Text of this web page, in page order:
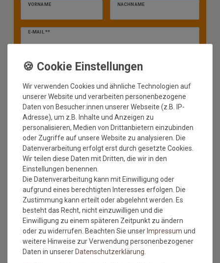
VORNAME NACHNAME
E-MAIL **
Newsletter
habe. Meine Einwilligung kann ich jederzeit widerrufen.**
ABONNIEREN
** Hierbei handelt es sich um ein Pflichtfeld.
* Mit der Anmeldung für den Newsletter erklären Sie sich damit
einverstanden, dass wir Ihnen regelmäßig Informationen zu unserem
Sortiment per E-Mail zuschicken. Den Newsletter können Sie jederzeit
kostenlos wieder abmelden.
BESUCHEN SIE AUCH
UNSEREN BLOG
Wir verwenden Cookies und ähnliche Technologien auf
unserer Website und verarbeiten personenbezogene
Daten von Besucher:innen unserer Webseite (z.B. IP-
Adresse), um z.B. Inhalte und Anzeigen zu
personalisieren, Medien von Drittanbietern einzubinden
oder Zugriffe auf unsere Website zu analysieren. Die
Datenverarbeitung erfolgt erst durch gesetzte Cookies.
Wir teilen diese Daten mit Dritten, die wir in den
Einstellungen benennen.
Die Datenverarbeitung kann mit Einwilligung oder
aufgrund eines berechtigten Interesses erfolgen. Die
Zustimmung kann erteilt oder abgelehnt werden. Es
besteht das Recht, nicht einzuwilligen und die
Einwilligung zu einem späteren Zeitpunkt zu ändern
oder zu widerrufen. Beachten Sie unserImpressum und
weitere Hinweise zur Verwendung personenbezogener
Daten in unsererDaten­schutz­erklärung